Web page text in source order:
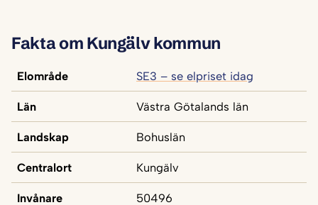
Fakta om Kungälv kommun
Elområde SE3 – se elpriset idag
Län Västra Götalands län
Landskap Bohuslän
Centralort Kungälv
Invånare 50496